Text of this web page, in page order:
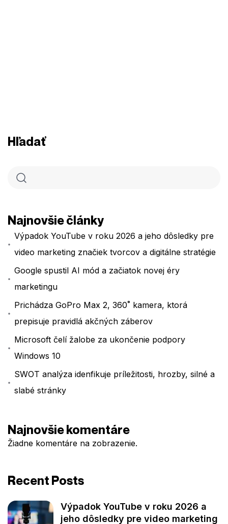
Hľadať
Najnovšie články
Výpadok YouTube v roku 2026 a jeho dôsledky pre
video marketing značiek tvorcov a digitálne stratégie
Google spustil AI mód a začiatok novej éry
marketingu
Prichádza GoPro Max 2, 360˚ kamera, ktorá
prepisuje pravidlá akčných záberov
Microsoft čelí žalobe za ukončenie podpory
Windows 10
SWOT analýza idenfikuje príležitosti, hrozby, silné a
slabé stránky
Najnovšie komentáre
Žiadne komentáre na zobrazenie.
Recent Posts
Výpadok YouTube v roku 2026 a
jeho dôsledky pre video marketing